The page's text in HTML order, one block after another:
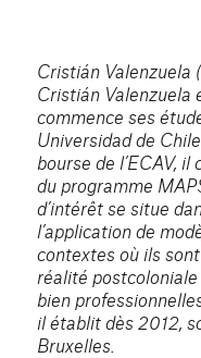
Cristián Valenzuela
Cristián Valenzuela
commence ses
Universidad de
bourse de l’ECAV,
du programme
d’intérêt se situe
l’application de
contextes où ils
réalité
bien
il établit dès 2012,
Bruxelles.